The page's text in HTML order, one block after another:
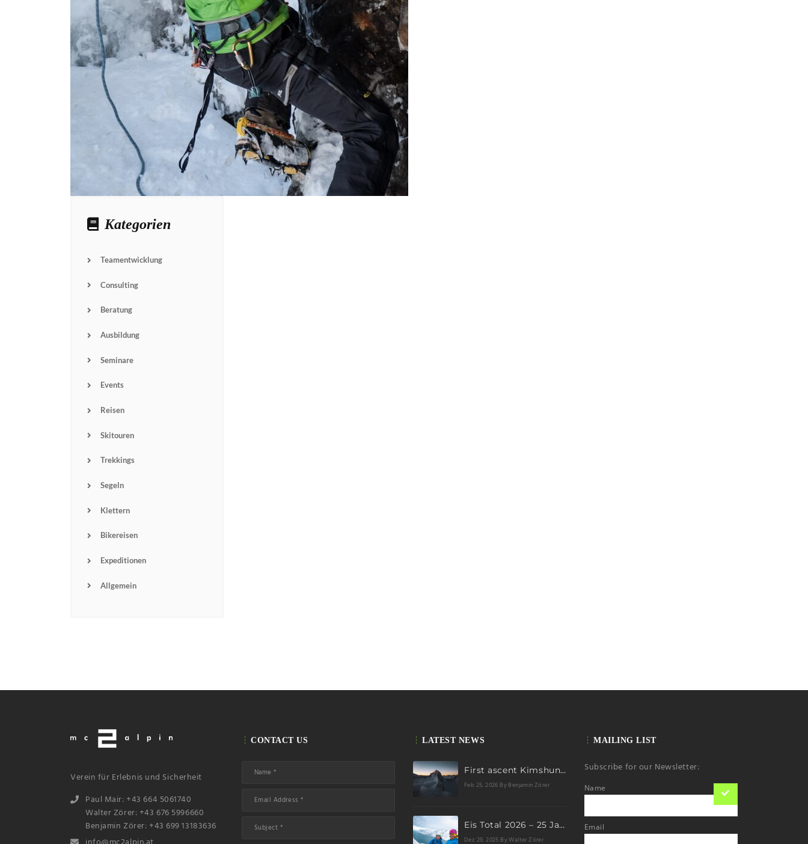
Kategorien
Teamentwicklung
Consulting
Beratung
Ausbildung
Seminare
Events
Reisen
Skitouren
Trekkings
Segeln
Klettern
Bikereisen
Expeditionen
Allgemein
Verein für Erlebnis und Sicherheit
Paul Mair: +43 664 5061740
Walter Zörer: +43 676 5996660
Benjamin Zörer: +43 699 13183636
CONTACT US LATEST NEWS
First ascent Kimshung 6781m
Feb 25, 2026 By Benjamin Zörer
Eis Total 2026 – 25 Jahre Erfolgsgeschichte im steilen Eis
Dez 29, 2025 By Walter Zörer
MAILING LIST
Subscribe for our Newsletter:
Name
Email